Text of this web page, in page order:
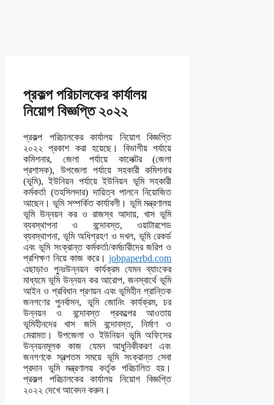
প্রকল্প পরিচালকের কার্যালয়
নিয়োগ বিজ্ঞপ্তি ২০২২
প্রকল্প পরিচালকের কার্যালয় নিয়োগ বিজ্ঞপ্তি
২০২২ প্রকাশ করা হয়েছে। বিভাগীয় পর্যায়ে
কমিশনার, জেলা পর্যায়ে কালেক্টর (জেলা
প্রশাসক), উপজেলা পর্যায়ে সহকারী কমিশনার
(ভূমি), ইউনিয়ন পর্যায়ে ইউনিয়ন ভূমি সহকারী
কর্মকর্তা (তহসিলদার) দায়িত্ব পালনে নিয়োজিত
আছেন। ভূমি সম্পর্কিত কার্যাবলী। ভূমি মন্ত্রণালয়
ভূমি উন্নয়ন কর ও রাজস্ব আদায়, খাস ভূমি
ব্যবস্থাপনা ও বন্দোবস্ত, ওয়াটারশেড
ব্যবস্থাপনা, ভূমি অধিগ্রহণ ও দখল, ভূমি রেকর্ড
এবং ভূমি সংক্রান্ত কর্মকর্তা/কর্মচারীদের জরিপ ও
প্রশিক্ষণ নিয়ে কাজ করে।jobpaperbd.com
এছাড়াও পুনঃউন্নয়ন কার্যক্রম যেমন ব্যাংকের
মাধ্যমে ভূমি উন্নয়ন কর আরোপ, জনস্বার্থে ভূমি
আইন ও প্রবিধান প্রণয়ন এবং ভূমিহীন প্রান্তিক
জনগণের পুনর্বাসন, ভূমি জোনিং কার্যক্রম, চর
উন্নয়ন ও বন্দোবস্ত প্রকল্পের আওতায়
ভূমিহীনদের খাস জমি বন্দোবস্ত, নির্মাণ ও
মেরামত। উপজেলা ও ইউনিয়ন ভূমি অফিসের
উন্নয়নমূলক কাজ যেমন আধুনিকীকরণ এবং
জনগণকে স্বল্পতম সময়ে ভূমি সংক্রান্ত সেবা
প্রদান ভূমি মন্ত্রণালয় কর্তৃক পরিচালিত হয়।
প্রকল্প পরিচালকের কার্যালয় নিয়োগ বিজ্ঞপ্তি
২০২২ দেখে আবেদন করুন।